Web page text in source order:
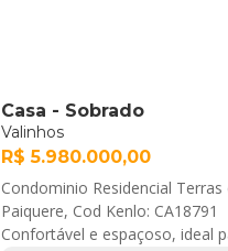
Casa - Sobrado
Valinhos
R$ 5.980.000,00
Condominio Residencial Terras
Paiquere, Cod Kenlo: CA18791
Confortável e espaçoso, ideal